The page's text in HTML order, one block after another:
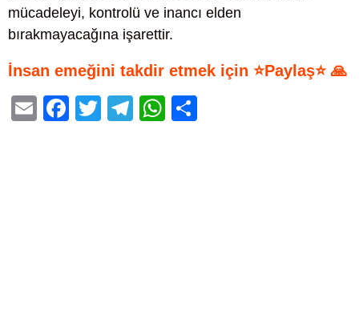
mücadeleyi, kontrolü ve inancı elden
bırakmayacağına işarettir.
İnsan emeğini takdir etmek için ⭐Paylaş⭐ 🙏
E
F
T
T
W